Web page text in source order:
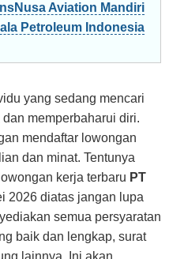
Aviation Mandiri
Petroleum Indonesia
yang sedang mencari
memperbaharui diri.
mendaftar lowongan
dan minat. Tentunya
kerja terbaru PT
2026 diatas jangan lupa
semua persyaratan
baik dan lengkap, surat
lainnya. Ini akan